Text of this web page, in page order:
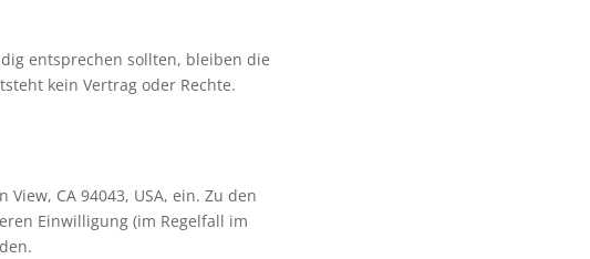
entsprechen sollten, bleiben die
kein Vertrag oder Rechte.
CA 94043, USA, ein. Zu den
Einwilligung (im Regelfall im